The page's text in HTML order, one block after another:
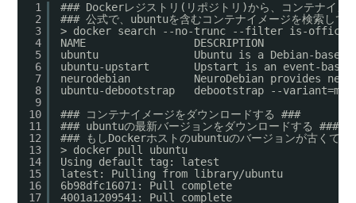
1
2
3
4
5
6
7
8
9
10
11
12
13
14
15
16
17
### Dockerレジストリ(リポジトリ)から、コンテナイメ
### 公式で、ubuntuを含むコンテナイメージを検索して
> docker search --no-trunc --filter is-
NAME                 DESCRIPTION
ubuntu               Ubuntu is a Debian-
ubuntu-upstart       Upstart is an event-
neurodebian          NeuroDebian provides
ubuntu-debootstrap   debootstrap --
### コンテナイメージをダウンロードする ###
### ubuntuの最新バージョンをダウンロードする ###
### もしDockerホストのubuntuのバージョンが古くて
> docker pull ubuntu
Using default tag: latest
latest: Pulling from library/ubuntu
6b98dfc16071: Pull complete
4001a1209541: Pull complete